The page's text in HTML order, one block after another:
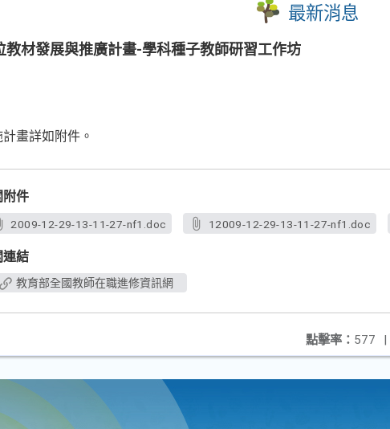
最新消息
教材發展與推廣計畫-學科種子教師研習工作坊
畫詳如附件。
附件
2009-12-29-13-11-27-nf1.doc 12009-12-29-13-11-27-nf1.doc
連結
教育部全國教師在職進修資訊網
點擊率： 577 |